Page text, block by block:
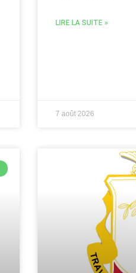
LIRE LA SUITE »
7 août 2026